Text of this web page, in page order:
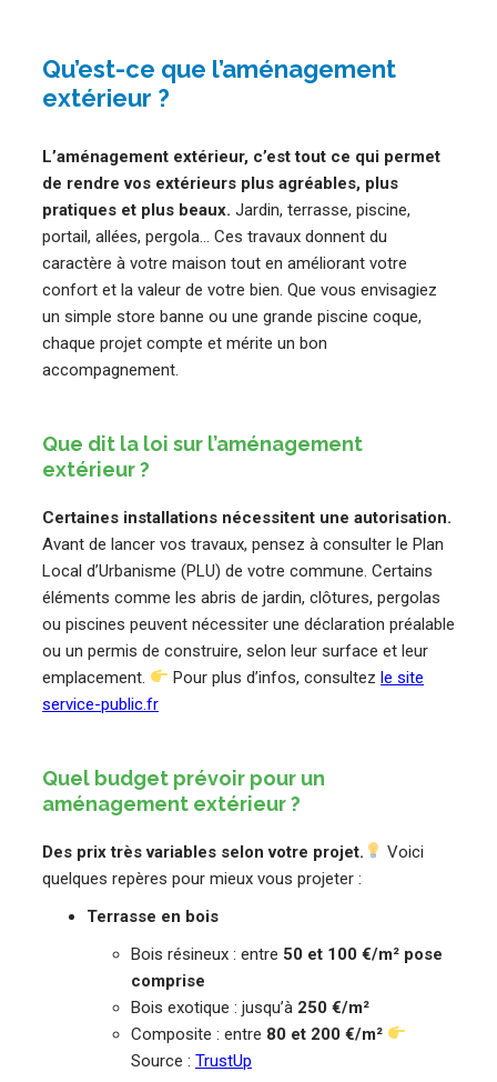
Qu’est-ce que l’aménagement
extérieur ?
L’aménagement extérieur, c’est tout ce qui permet
de rendre vos extérieurs plus agréables, plus
pratiques et plus beaux. Jardin, terrasse, piscine,
portail, allées, pergola… Ces travaux donnent du
caractère à votre maison tout en améliorant votre
confort et la valeur de votre bien. Que vous envisagiez
un simple store banne ou une grande piscine coque,
chaque projet compte et mérite un bon
accompagnement.
Que dit la loi sur l’aménagement
extérieur ?
Certaines installations nécessitent une autorisation.
Avant de lancer vos travaux, pensez à consulter le Plan
Local d’Urbanisme (PLU) de votre commune. Certains
éléments comme les abris de jardin, clôtures, pergolas
ou piscines peuvent nécessiter une déclaration préalable
ou un permis de construire, selon leur surface et leur
emplacement.
Pour plus d’infos, consultezle site
service-public.fr
Quel budget prévoir pour un
aménagement extérieur ?
Des prix très variables selon votre projet.
Voici
quelques repères pour mieux vous projeter :
Terrasse en bois
Bois résineux : entre 50 et 100 €/m² pose
comprise
Bois exotique : jusqu’à 250 €/m²
Composite : entre 80 et 200 €/m²
Source : TrustUp